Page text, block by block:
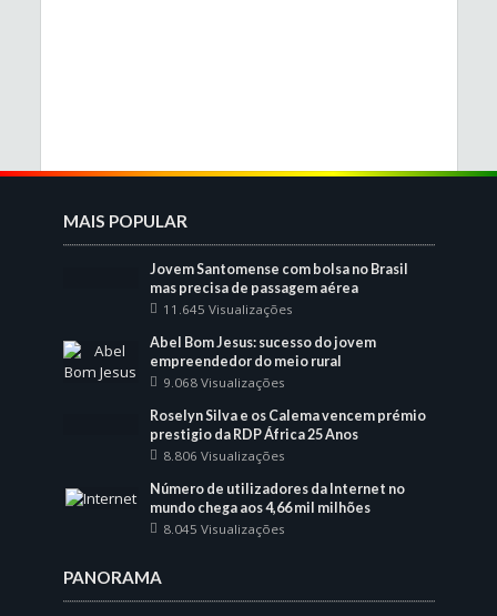
MAIS POPULAR
Jovem Santomense com bolsa no Brasil
mas precisa de passagem aérea
11.645 Visualizações
Abel Bom Jesus: sucesso do jovem
empreendedor do meio rural
9.068 Visualizações
Roselyn Silva e os Calema vencem prémio
prestigio da RDP África 25 Anos
8.806 Visualizações
Número de utilizadores da Internet no
mundo chega aos 4,66 mil milhões
8.045 Visualizações
PANORAMA